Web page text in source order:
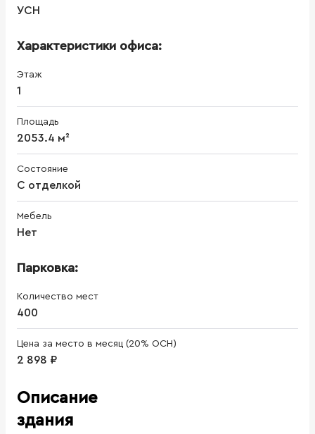
УСН
Характеристики офиса:
Этаж
1
Площадь
2053.4 м²
Состояние
С отделкой
Мебель
Нет
Парковка:
Количество мест
400
Цена за место в месяц (20% ОСН)
2 898 ₽
Описание
здания